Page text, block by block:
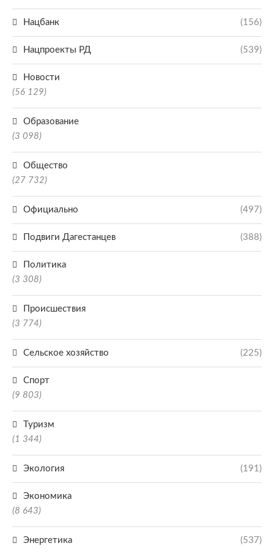
Нацбанк (156)
Нацпроекты РД (539)
Новости
(56 129)
Образование
(3 098)
Общество
(27 732)
Официально (497)
Подвиги Дагестанцев (388)
Политика
(3 308)
Происшествия
(3 774)
Сельское хозяйство (225)
Спорт
(9 803)
Туризм
(1 344)
Экология (191)
Экономика
(8 643)
Энергетика (537)